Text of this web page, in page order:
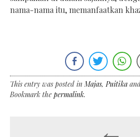
nama-nama itu, memanfaatkan
This entry was posted inMajas,Puitika
Bookmark the permalink.
←